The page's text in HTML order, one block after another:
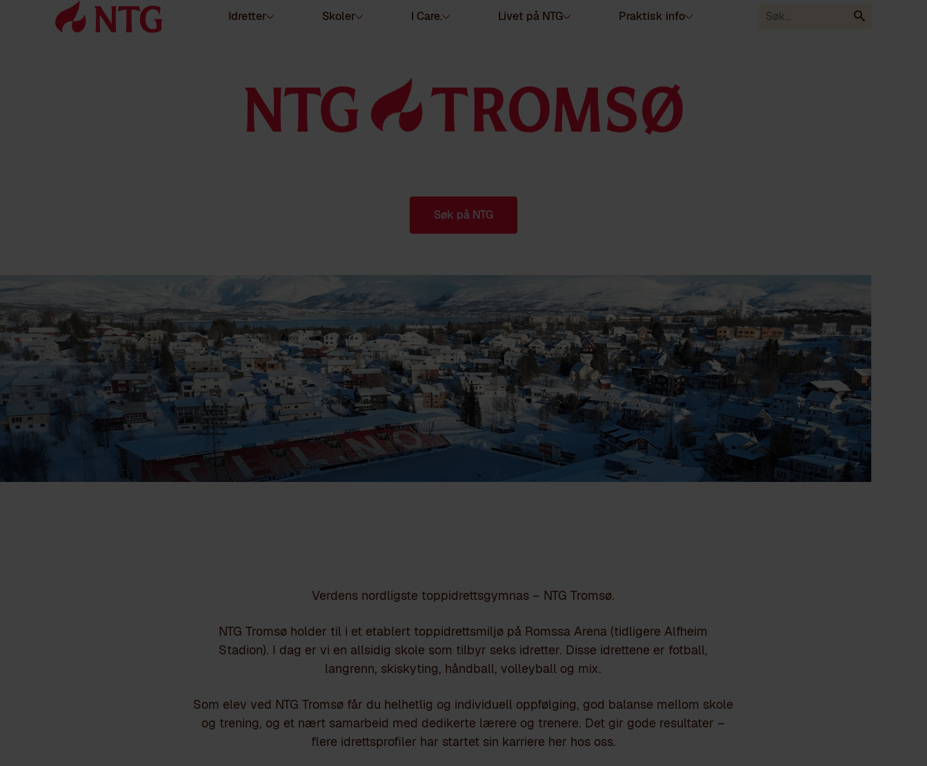
Idretter Skoler I Care. Livet på NTG Praktisk info
NTG3TROMSØ
Søk på NTG
Verdens nordligste toppidrettsgymnas – NTG Tromsø.
NTG Tromsø holder til i et etablert toppidrettsmiljø på Romssa Arena (tidligere Alfheim
Stadion). I dag er vi en allsidig skole som tilbyr seks idretter. Disse idrettene er fotball,
langrenn, skiskyting, håndball, volleyball og mix.
Som elev ved NTG Tromsø får du helhetlig og individuell oppfølging, god balanse mellom skole
og trening, og et nært samarbeid med dedikerte lærere og trenere. Det gir gode resultater –
flere idrettsprofiler har startet sin karriere her hos oss.